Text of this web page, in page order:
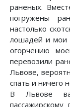
раненых.
погружены
настолько
лошадей и мои
огорчению
перевозили
Львове,
спать и ничего
В Львове